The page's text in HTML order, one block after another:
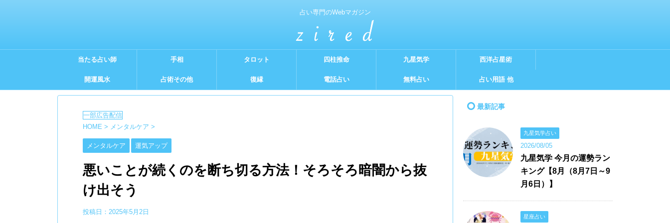
占い専門のWebマガジン
当たる占い師 手相 タロット 四柱推命 九星気学 西洋占星術
開運風水 占術その他 復縁 電話占い 無料占い 占い用語 他
HOME > メンタルケア >
メンタルケア 運気アップ
悪いことが続くのを断ち切る方法！そろそろ暗闇から抜
け出そう
投稿日： 2025年5月2日
最新記事
九星気学占い
2026/08/05
九星気学 今月の運勢ラン
キング【8月（8月7日～9
月6日）】
星座占い